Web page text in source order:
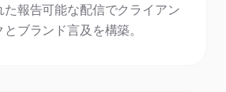
た報告可能な配信でクライアン
とブランド言及を構築。